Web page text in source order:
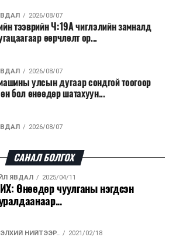
2026/08/07
тээврийн Ч:19А чиглэлийн замналд
өөрчлөлт ор...
2026/08/07
улсын дугаар сондгой тоогоор
бол өнөөдөр шатахуун...
2026/08/07
НИЙТЭЭР..
компанийн ерөнхий
автомашиныг дэлбэлжээ...
САНАЛ БОЛГОХ
ЯВДАЛ 2025/04/11
Өнөөдөр чуулганы нэгдсэн
НИЙТЭЭР.. 2021/02/18